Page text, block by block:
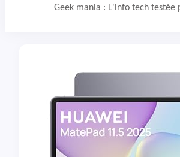
Geek mania : L'info tech testée